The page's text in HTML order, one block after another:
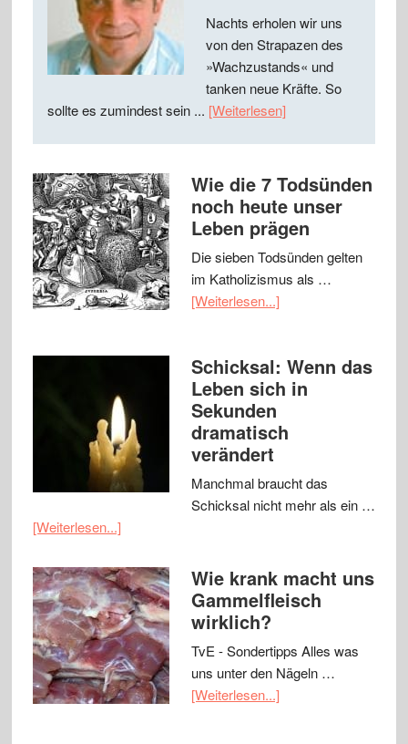
Nachts erholen wir uns
von den Strapazen des
»Wachzustands« und
tanken neue Kräfte. So
sollte es zumindest sein ... [Weiterlesen]
Wie die 7 Todsünden
noch heute unser
Leben prägen
Die sieben Todsünden gelten
im Katholizismus als …
[Weiterlesen...]
Schicksal: Wenn das
Leben sich in
Sekunden
dramatisch
verändert
Manchmal braucht das
Schicksal nicht mehr als ein …
[Weiterlesen...]
Wie krank macht uns
Gammelfleisch
wirklich?
TvE - Sondertipps Alles was
uns unter den Nägeln …
[Weiterlesen...]